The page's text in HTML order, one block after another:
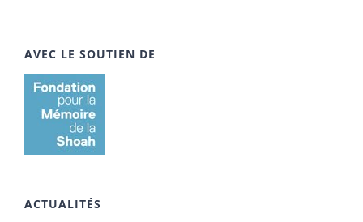
AVEC LE SOUTIEN DE
ACTUALITÉS